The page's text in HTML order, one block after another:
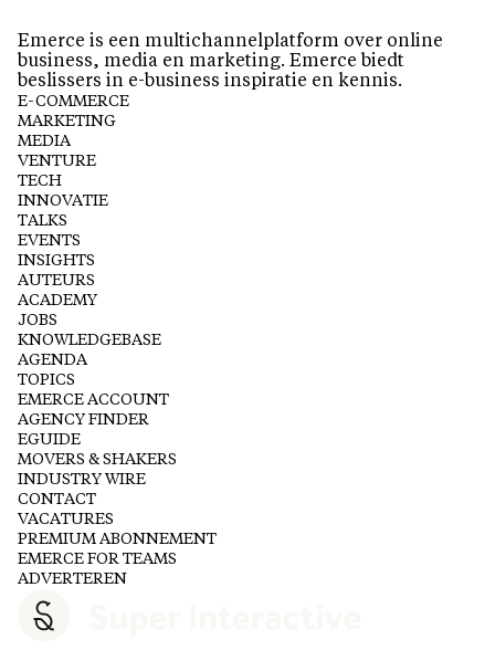
Emerce is een multichannelplatform over online
business, media en marketing. Emerce biedt
beslissers in e-business inspiratie en kennis.
E-COMMERCE
MARKETING
MEDIA
VENTURE
TECH
INNOVATIE
TALKS
EVENTS
INSIGHTS
AUTEURS
ACADEMY
JOBS
KNOWLEDGEBASE
AGENDA
TOPICS
EMERCE ACCOUNT
AGENCY FINDER
EGUIDE
MOVERS & SHAKERS
INDUSTRY WIRE
CONTACT
VACATURES
PREMIUM ABONNEMENT
EMERCE FOR TEAMS
ADVERTEREN